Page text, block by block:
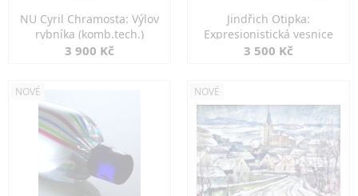
NU Cyril Chramosta: Výlov
rybníka (komb.tech.)
3 900 Kč
Jindřich Otipka:
Expresionistická vesnice
3 500 Kč
NOVÉ NOVÉ